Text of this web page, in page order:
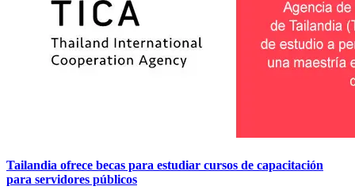
Tailandia ofrece becas para estudiar cursos de capacitación
para servidores públicos